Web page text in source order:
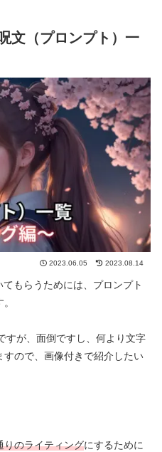
文（プロンプト）一
2023.06.05 2023.08.14
もらうためには、プロンプト
すが、面倒ですし、何より文字
ので、画像付きで紹介したい
りのライティングにするために